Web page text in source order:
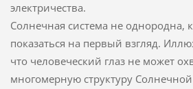
электричества.
Солнечная система не однородна,
показаться на первый взгляд.
что человеческий глаз не может
многомерную структуру